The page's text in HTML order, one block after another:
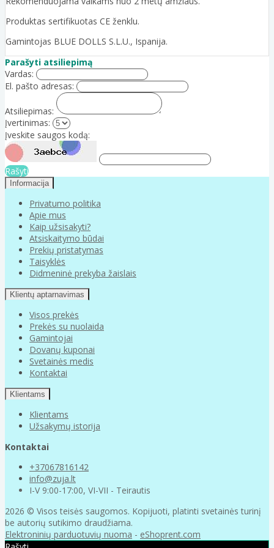
Produktas sertifikuotas CE ženklu.
Gamintojas BLUE DOLLS S.L.U., Ispanija.
Parašyti atsiliepimą
Vardas:
El. pašto adresas:
Atsiliepimas:
Įvertinimas:
Įveskite saugos kodą:
Rašyti
Informacija
Privatumo politika
Apie mus
Kaip užsisakyti?
Atsiskaitymo būdai
Prekių pristatymas
Taisyklės
Didmeninė prekyba žaislais
Klientų aptarnavimas
Visos prekės
Prekės su nuolaida
Gamintojai
Dovanų kuponai
Svetainės medis
Kontaktai
Klientams
Klientams
Užsakymų istorija
Kontaktai
+37067816142
info@zuja.lt
I-V 9:00-17:00, VI-VII - Teirautis
2026 © Visos teisės saugomos. Kopijuoti, platinti svetainės turinį
be autorių sutikimo draudžiama.
Elektroninių parduotuvių nuoma - eShoprent.com